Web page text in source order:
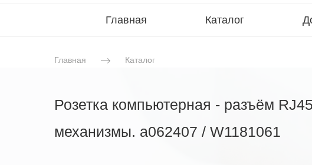
Главная Каталог
Главная Каталог
Розетка компьютерная - разъём
механизмы. a062407 / W1181061